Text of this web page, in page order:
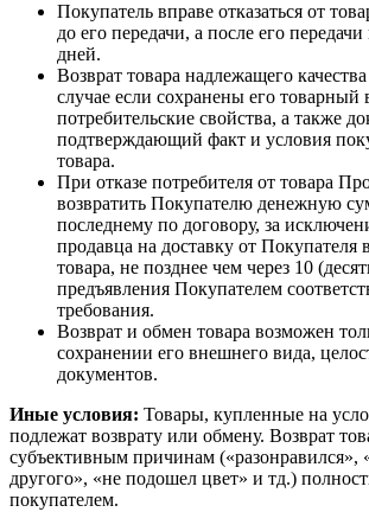
Покупатель вправе отказаться от
до его передачи, а после его
дней.
Возврат товара надлежащего
случае если сохранены его товарный
потребительские свойства, а также
подтверждающий факт и условия
товара.
При отказе потребителя от товара
возвратить Покупателю денежную
последнему по договору, за
продавца на доставку от Покупателя
товара, не позднее чем через 10
предъявления Покупателем
требования.
Возврат и обмен товара возможен
сохранении его внешнего вида,
документов.
Иные условия: Товары, купленные на
подлежат возврату или обмену. Возврат
субъективным причинам («разонравился»,
другого», «не подошел цвет» и тд.)
покупателем.